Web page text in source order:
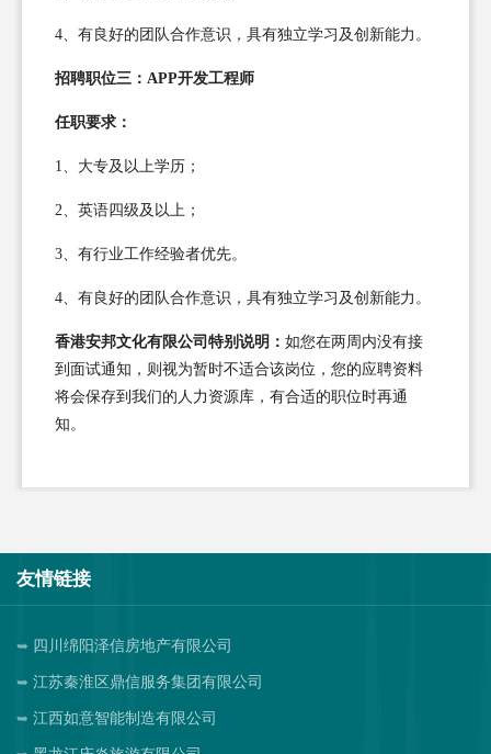
4、有良好的团队合作意识，具有独立学习及创新能力。
招聘职位三：APP开发工程师
任职要求：
1、大专及以上学历；
2、英语四级及以上；
3、有行业工作经验者优先。
4、有良好的团队合作意识，具有独立学习及创新能力。
香港安邦文化有限公司特别说明： 如您在两周内没有接
到面试通知，则视为暂时不适合该岗位，您的应聘资料
将会保存到我们的人力资源库，有合适的职位时再通
知。
友情链接
四川绵阳泽信房地产有限公司
江苏秦淮区鼎信服务集团有限公司
江西如意智能制造有限公司